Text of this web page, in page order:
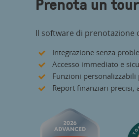
Il software di
Integrazione senza
Accesso immediato e
Funzioni
Report finanziari precisi,